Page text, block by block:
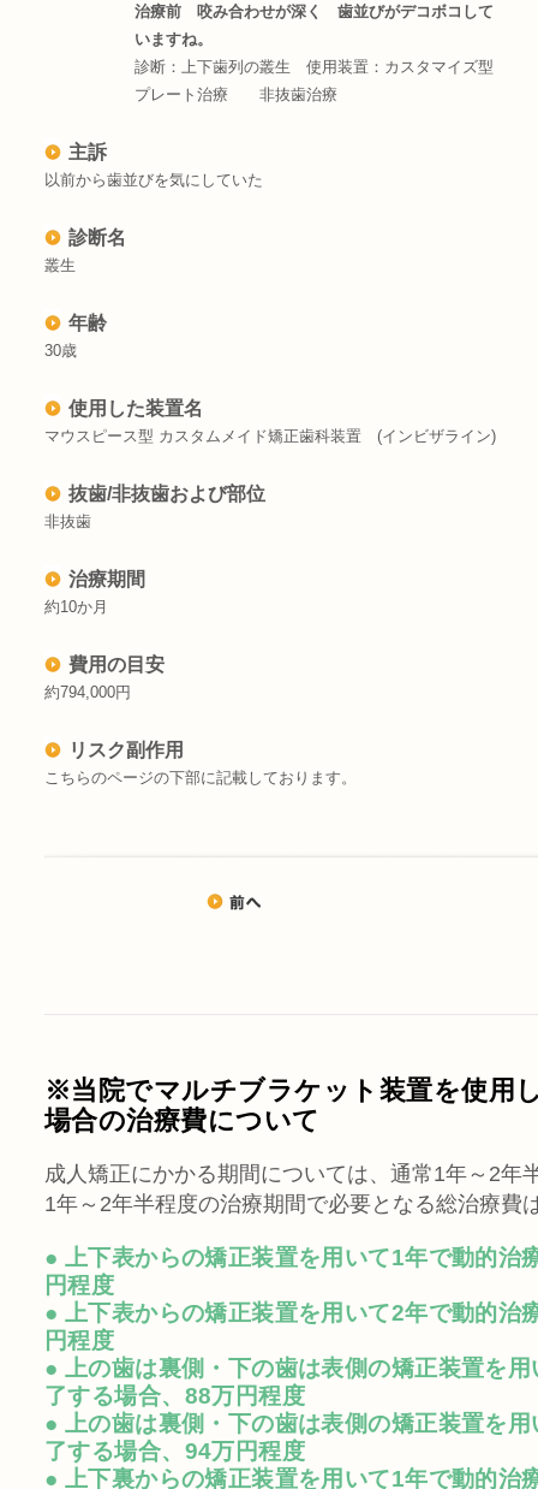
治療前 咬み合わせが深く 歯並びがデコボコして
いますね。
診断：上下歯列の叢生 使用装置：カスタマイズ型
プレート治療 非抜歯治療
主訴
以前から歯並びを気にしていた
診断名
叢生
年齢
30歳
使用した装置名
マウスピース型 カスタムメイド矯正歯科装置 (インビザライン)
抜歯/非抜歯および部位
非抜歯
治療期間
約10か月
費用の目安
約794,000円
リスク副作用
こちらのページの下部に記載しております。
※当院でマルチブラケット装置を使用
場合の治療費について
成人矯正にかかる期間については、通常1年～2年
1年～2年半程度の治療期間で必要となる総治療費
● 上下表からの矯正装置を用いて1年で動的治
円程度
● 上下表からの矯正装置を用いて2年で動的治
円程度
● 上の歯は裏側・下の歯は表側の矯正装置を
了する場合、88万円程度
● 上の歯は裏側・下の歯は表側の矯正装置を
了する場合、94万円程度
● 上下裏からの矯正装置を用いて1年で動的治